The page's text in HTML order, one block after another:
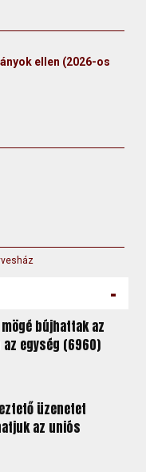
ellen (2026-os
-
bújhattak az
egység (6960)
üzenetet
az uniós